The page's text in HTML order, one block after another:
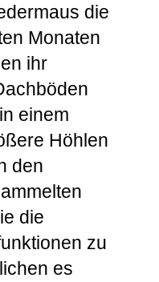
die
Monaten
ihr
einem
Höhlen
den
die
zu
es